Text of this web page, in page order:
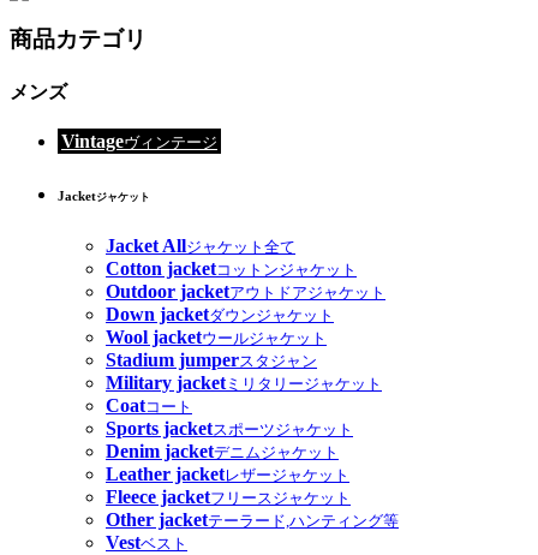
商品カテゴリ
メンズ
Vintageヴィンテージ
Jacketジャケット
Jacket Allジャケット全て
Cotton jacketコットンジャケット
Outdoor jacketアウトドアジャケット
Down jacketダウンジャケット
Wool jacketウールジャケット
Stadium jumperスタジャン
Military jacketミリタリージャケット
Coatコート
Sports jacketスポーツジャケット
Denim jacketデニムジャケット
Leather jacketレザージャケット
Fleece jacketフリースジャケット
Other jacketテーラード,ハンティング等
Vestベスト